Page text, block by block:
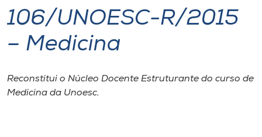
I.nova
Cultura
106/UNOESC-R/2015
– Medicina
Reconstitui o Núcleo Docente Estruturante do curso de
Medicina da Unoesc.